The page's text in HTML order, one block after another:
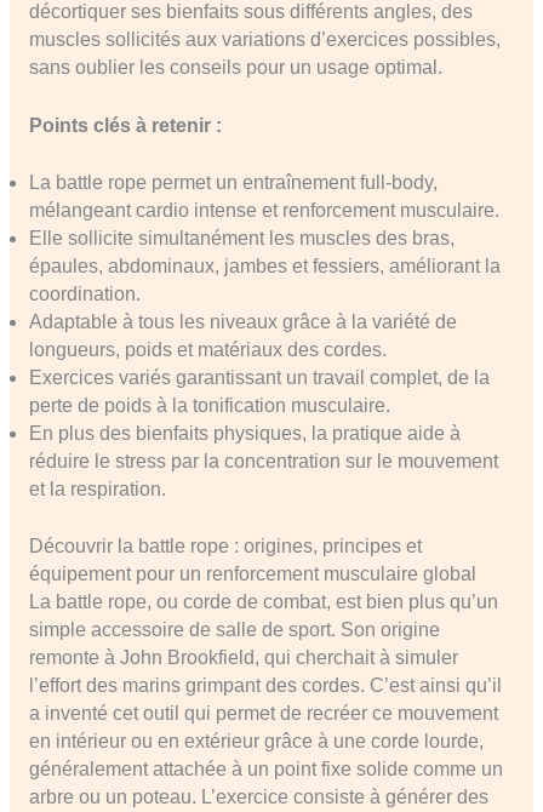
décortiquer ses bienfaits sous différents angles, des
muscles sollicités aux variations d’exercices possibles,
sans oublier les conseils pour un usage optimal.
Points clés à retenir :
La battle rope permet un entraînement full-body,
mélangeant cardio intense et renforcement musculaire.
Elle sollicite simultanément les muscles des bras,
épaules, abdominaux, jambes et fessiers, améliorant la
coordination.
Adaptable à tous les niveaux grâce à la variété de
longueurs, poids et matériaux des cordes.
Exercices variés garantissant un travail complet, de la
perte de poids à la tonification musculaire.
En plus des bienfaits physiques, la pratique aide à
réduire le stress par la concentration sur le mouvement
et la respiration.
Découvrir la battle rope : origines, principes et
équipement pour un renforcement musculaire global
La battle rope, ou corde de combat, est bien plus qu’un
simple accessoire de salle de sport. Son origine
remonte à John Brookfield, qui cherchait à simuler
l’effort des marins grimpant des cordes. C’est ainsi qu’il
a inventé cet outil qui permet de recréer ce mouvement
en intérieur ou en extérieur grâce à une corde lourde,
généralement attachée à un point fixe solide comme un
arbre ou un poteau. L’exercice consiste à générer des